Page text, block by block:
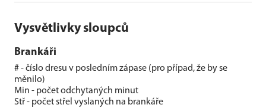
Vysvětlivky sloupců
Brankáři
# - číslo dresu v posledním zápase (pro případ, že by se
měnilo)
Min - počet odchytaných minut
Stř - počet střel vyslaných na brankáře